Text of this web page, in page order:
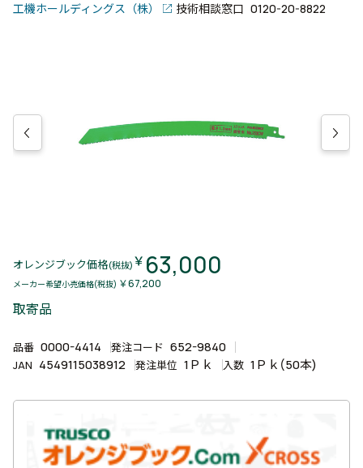
工機ホールディングス（株） 技術相談窓口 0120-20-8822
オレンジブック価格(税抜) ￥ 63,000
メーカー希望小売価格(税抜) ￥67,200
取寄品
品番 0000-4414 発注コード 652-9840
JAN 4549115038912 発注単位 1Ｐｋ 入数 1Ｐｋ(50本)